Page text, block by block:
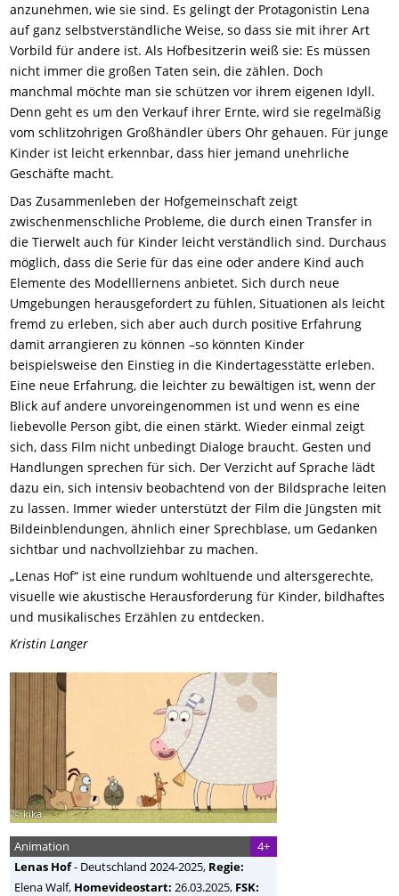
anzunehmen, wie sie sind. Es gelingt der Protagonistin Lena
auf ganz selbstverständliche Weise, so dass sie mit ihrer Art
Vorbild für andere ist. Als Hofbesitzerin weiß sie: Es müssen
nicht immer die großen Taten sein, die zählen. Doch
manchmal möchte man sie schützen vor ihrem eigenen Idyll.
Denn geht es um den Verkauf ihrer Ernte, wird sie regelmäßig
vom schlitzohrigen Großhändler übers Ohr gehauen. Für junge
Kinder ist leicht erkennbar, dass hier jemand unehrliche
Geschäfte macht.
Das Zusammenleben der Hofgemeinschaft zeigt
zwischenmenschliche Probleme, die durch einen Transfer in
die Tierwelt auch für Kinder leicht verständlich sind. Durchaus
möglich, dass die Serie für das eine oder andere Kind auch
Elemente des Modelllernens anbietet. Sich durch neue
Umgebungen herausgefordert zu fühlen, Situationen als leicht
fremd zu erleben, sich aber auch durch positive Erfahrung
damit arrangieren zu können –so könnten Kinder
beispielsweise den Einstieg in die Kindertagesstätte erleben.
Eine neue Erfahrung, die leichter zu bewältigen ist, wenn der
Blick auf andere unvoreingenommen ist und wenn es eine
liebevolle Person gibt, die einen stärkt. Wieder einmal zeigt
sich, dass Film nicht unbedingt Dialoge braucht. Gesten und
Handlungen sprechen für sich. Der Verzicht auf Sprache lädt
dazu ein, sich intensiv beobachtend von der Bildsprache leiten
zu lassen. Immer wieder unterstützt der Film die Jüngsten mit
Bildeinblendungen, ähnlich einer Sprechblase, um Gedanken
sichtbar und nachvollziehbar zu machen.
„Lenas Hof“ ist eine rundum wohltuende und altersgerechte,
visuelle wie akustische Herausforderung für Kinder, bildhaftes
und musikalisches Erzählen zu entdecken.
Kristin Langer
© kika
4+
Animation
Lenas Hof- Deutschland 2024-2025, Regie:
Elena Walf, Homevideostart: 26.03.2025, FSK: